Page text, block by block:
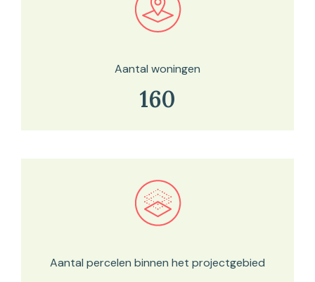
Bekijk in onze kaartviewer
Aantal woningen
160
Bekijk in onze kaartviewer
Aantal percelen binnen het projectgebied